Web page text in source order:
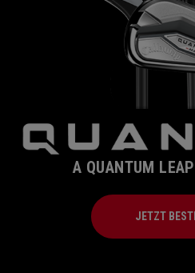
A QUANTUM
JETZT